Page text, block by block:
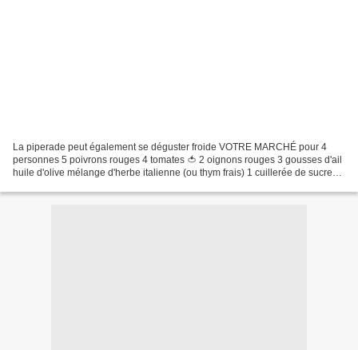
La piperade peut également se déguster froide VOTRE MARCHÉ pour 4
personnes 5 poivrons rouges 4 tomates 🍅 2 oignons rouges 3 gousses d'ail
huile d'olive mélange d'herbe italienne (ou thym frais) 1 cuillerée de sucre